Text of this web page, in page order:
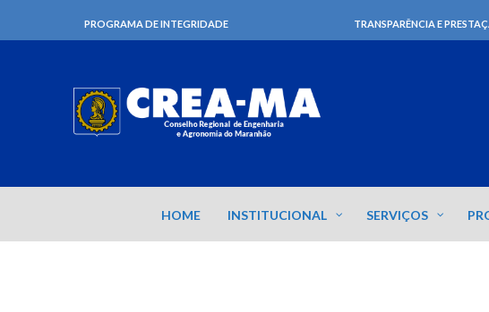
PROGRAMA DE INTEGRIDADE TRANSPARÊNCIA E
HOME INSTITUCIONAL SERVIÇOS